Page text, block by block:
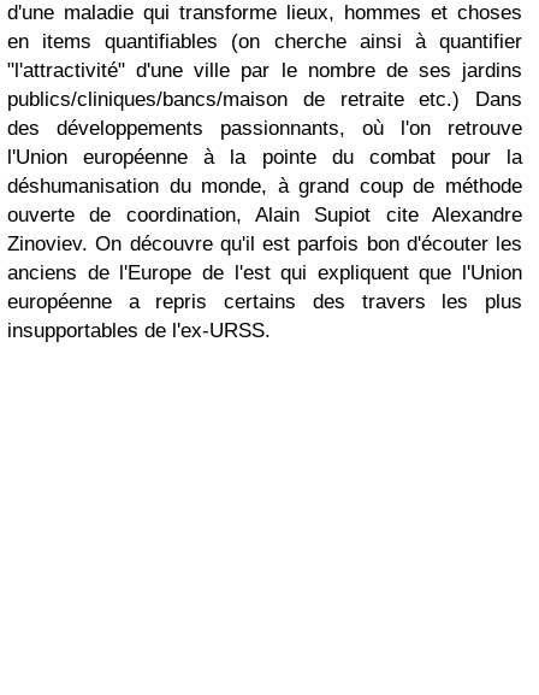
d'une maladie qui transforme lieux, hommes et choses
en items quantifiables (on cherche ainsi à quantifier
"l'attractivité" d'une ville par le nombre de ses jardins
publics/cliniques/bancs/maison de retraite etc.) Dans
des développements passionnants, où l'on retrouve
l'Union européenne à la pointe du combat pour la
déshumanisation du monde, à grand coup de méthode
ouverte de coordination, Alain Supiot cite Alexandre
Zinoviev. On découvre qu'il est parfois bon d'écouter les
anciens de l'Europe de l'est qui expliquent que l'Union
européenne a repris certains des travers les plus
insupportables de l'ex-URSS.